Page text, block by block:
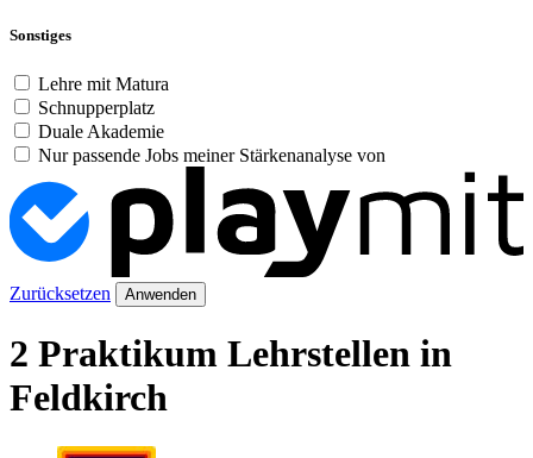
Sonstiges
Lehre mit Matura
Schnupperplatz
Duale Akademie
Nur passende Jobs meiner Stärkenanalyse von
Zurücksetzen Anwenden
2 Praktikum Lehrstellen in
Feldkirch